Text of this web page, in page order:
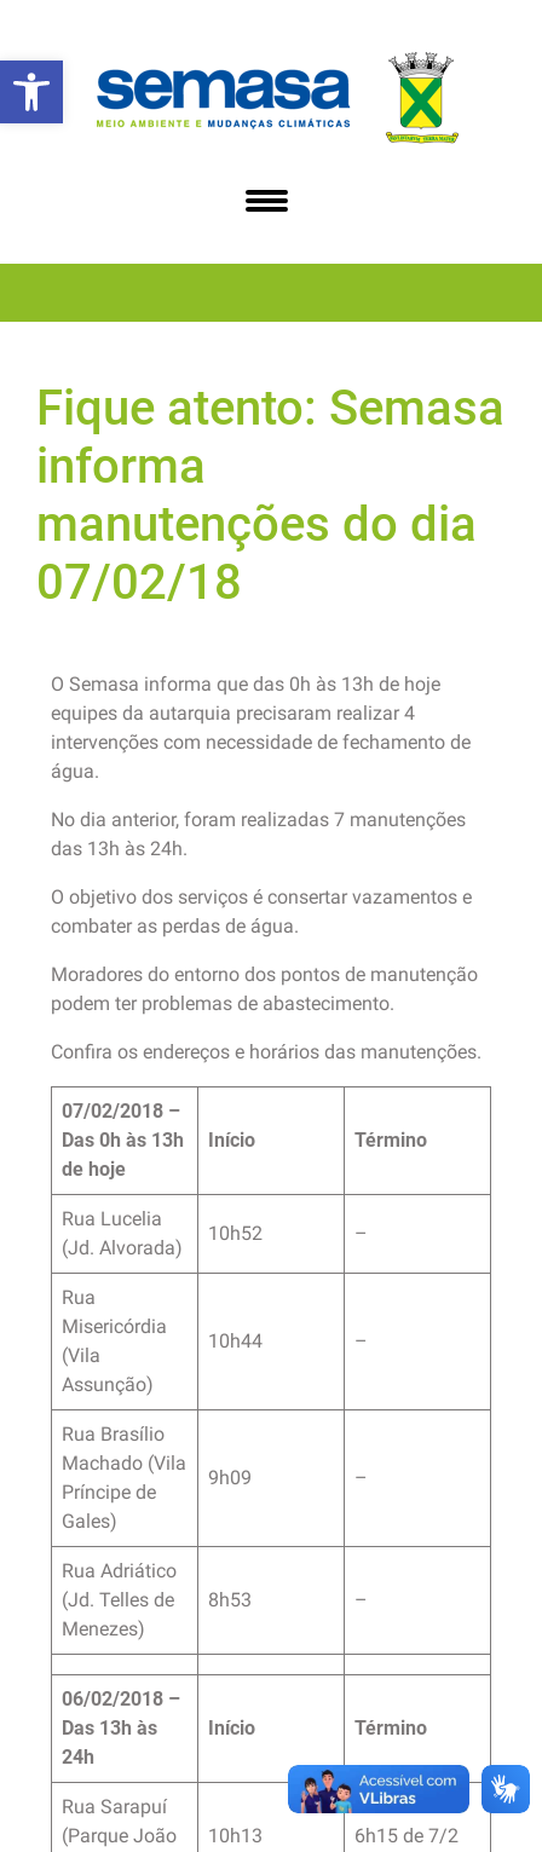
Abrir a barra de ferramentas
Fique atento: Semasa
informa
manutenções do dia
07/02/18
O Semasa informa que das 0h às 13h de hoje
equipes da autarquia precisaram realizar 4
intervenções com necessidade de fechamento de
água.
No dia anterior, foram realizadas 7 manutenções
das 13h às 24h.
O objetivo dos serviços é consertar vazamentos e
combater as perdas de água.
Moradores do entorno dos pontos de manutenção
podem ter problemas de abastecimento.
Confira os endereços e horários das manutenções.
07/02/2018 –
Das 0h às 13h
de hoje
Início Término
Rua Lucelia
(Jd. Alvorada)
10h52 –
Rua
Misericórdia
(Vila
Assunção)
10h44 –
Rua Brasílio
Machado (Vila
Príncipe de
Gales)
9h09 –
Rua Adriático
(Jd. Telles de
Menezes)
8h53 –
06/02/2018 –
Das 13h às
24h
Início Término
Rua Sarapuí
(Parque João
10h13 6h15 de 7/2